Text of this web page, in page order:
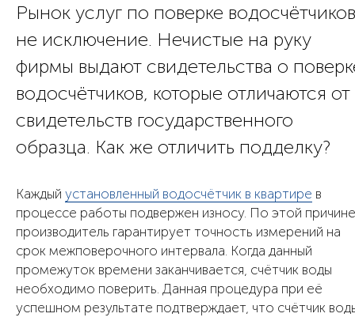
Рынок услуг по поверке водосчётчиков
не исключение. Нечистые на руку
фирмы выдают свидетельства о
водосчётчиков, которые отличаются от
свидетельств государственного
образца. Как же отличить подделку?
Каждый установленный водосчётчик в квартире в
процессе работы подвержен износу. По этой причине
производитель гарантирует точность измерений на
срок межповерочного интервала. Когда данный
промежуток времени заканчивается, счётчик воды
необходимо поверить. Данная процедура при её
успешном результате подтверждает, что счётчик